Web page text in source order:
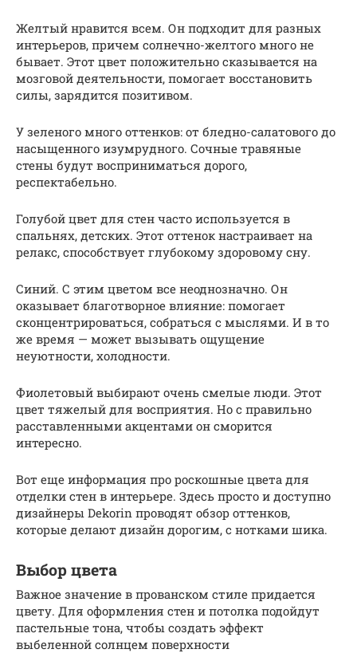
Желтый нравится всем. Он подходит для разных
интерьеров, причем солнечно-желтого много не
бывает. Этот цвет положительно сказывается на
мозговой деятельности, помогает восстановить
силы, зарядится позитивом.
У зеленого много оттенков: от бледно-салатового до
насыщенного изумрудного. Сочные травяные
стены будут восприниматься дорого,
респектабельно.
Голубой цвет для стен часто используется в
спальнях, детских. Этот оттенок настраивает на
релакс, способствует глубокому здоровому сну.
Синий. С этим цветом все неоднозначно. Он
оказывает благотворное влияние: помогает
сконцентрироваться, собраться с мыслями. И в то
же время — может вызывать ощущение
неуютности, холодности.
Фиолетовый выбирают очень смелые люди. Этот
цвет тяжелый для восприятия. Но с правильно
расставленными акцентами он сморится
интересно.
Вот еще информация про роскошные цвета для
отделки стен в интерьере. Здесь просто и доступно
дизайнеры Dekorin проводят обзор оттенков,
которые делают дизайн дорогим, с нотками шика.
Выбор цвета
Важное значение в прованском стиле придается
цвету. Для оформления стен и потолка подойдут
пастельные тона, чтобы создать эффект
выбеленной солнцем поверхности